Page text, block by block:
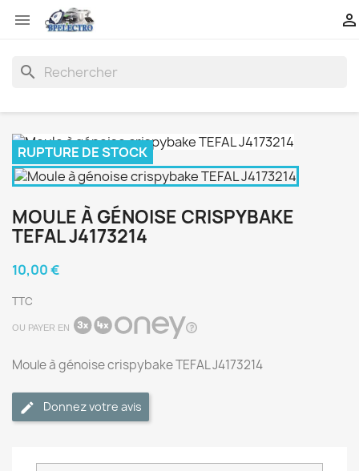
 
search
RUPTURE DE STOCK
MOULE À GÉNOISE CRISPYBAKE
TEFAL J4173214
10,00 €
TTC
OU PAYER EN
Moule à génoise crispybake TEFAL J4173214
Donnez votre avis